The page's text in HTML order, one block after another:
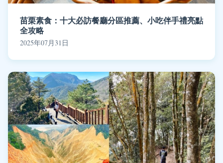
苗栗素食：十大必訪餐廳分區推薦、小吃伴手禮亮點
全攻略
2025年07月31日